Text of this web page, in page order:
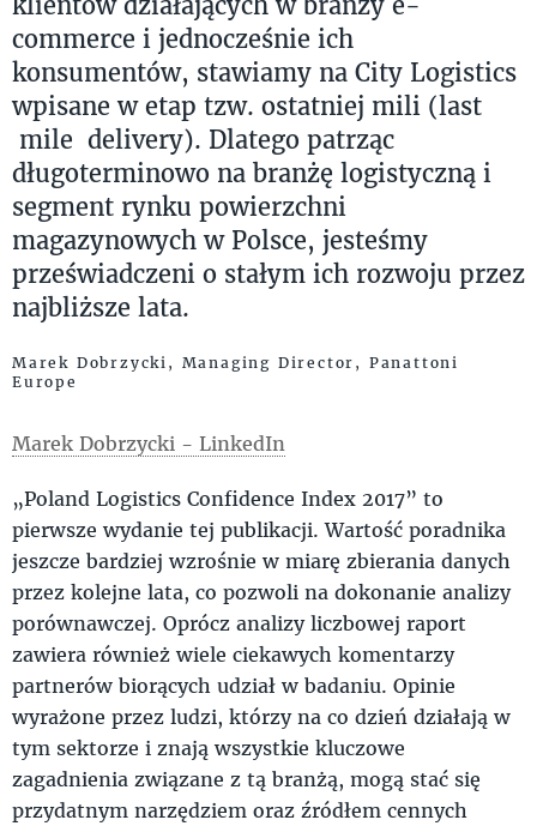
commerce i jednocześnie ich
konsumentów, stawiamy na City Logistics
wpisane w etap tzw. ostatniej mili (last
mile delivery). Dlatego patrząc
długoterminowo na branżę logistyczną i
segment rynku powierzchni
magazynowych w Polsce, jesteśmy
przeświadczeni o stałym ich rozwoju przez
najbliższe lata.
Marek Dobrzycki, Managing Director, Panattoni
Europe
Marek Dobrzycki - LinkedIn
„Poland Logistics Confidence Index 2017” to
pierwsze wydanie tej publikacji. Wartość poradnika
jeszcze bardziej wzrośnie w miarę zbierania danych
przez kolejne lata, co pozwoli na dokonanie analizy
porównawczej. Oprócz analizy liczbowej raport
zawiera również wiele ciekawych komentarzy
partnerów biorących udział w badaniu. Opinie
wyrażone przez ludzi, którzy na co dzień działają w
tym sektorze i znają wszystkie kluczowe
zagadnienia związane z tą branżą, mogą stać się
przydatnym narzędziem oraz źródłem cennych